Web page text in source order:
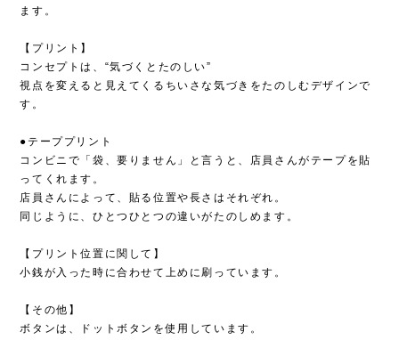
ます。
【プリント】
コンセプトは、“気づくとたのしい”
視点を変えると見えてくるちいさな気づきをたのしむデザインで
す。
●テーププリント
コンビニで「袋、要りません」と言うと、店員さんがテープを貼
ってくれます。
店員さんによって、貼る位置や長さはそれぞれ。
同じように、ひとつひとつの違いがたのしめます。
【プリント位置に関して】
小銭が入った時に合わせて上めに刷っています。
【その他】
ボタンは、ドットボタンを使用しています。